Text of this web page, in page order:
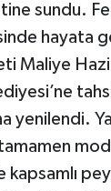
sundu.
hayata
Maliye
yenilendi.